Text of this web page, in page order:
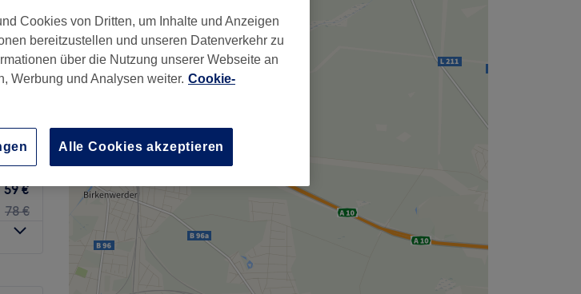
20 €
59 €
78 €
Cookies von Dritten, um Inhalte und Anzeigen
bereitzustellen und unseren Datenverkehr zu
über die Nutzung unserer Webseite an
Werbung und Analysen weiter. Cookie-
Alle Cookies akzeptieren